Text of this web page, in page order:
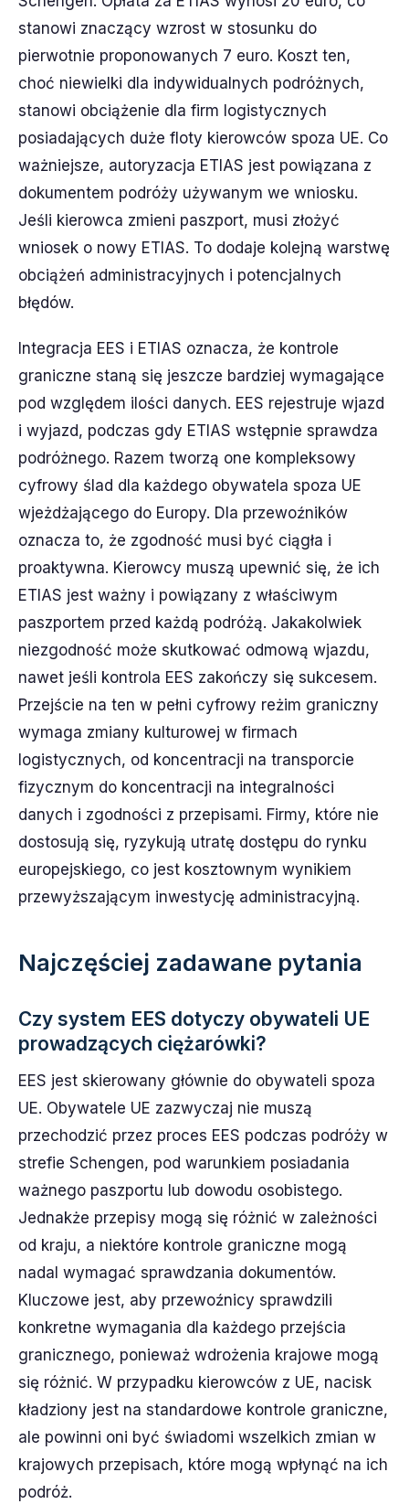
stanowi znaczący wzrost w stosunku do
pierwotnie proponowanych 7 euro. Koszt ten,
choć niewielki dla indywidualnych podróżnych,
stanowi obciążenie dla firm logistycznych
posiadających duże floty kierowców spoza UE. Co
ważniejsze, autoryzacja ETIAS jest powiązana z
dokumentem podróży używanym we wniosku.
Jeśli kierowca zmieni paszport, musi złożyć
wniosek o nowy ETIAS. To dodaje kolejną warstwę
obciążeń administracyjnych i potencjalnych
błędów.
Integracja EES i ETIAS oznacza, że kontrole
graniczne staną się jeszcze bardziej wymagające
pod względem ilości danych. EES rejestruje wjazd
i wyjazd, podczas gdy ETIAS wstępnie sprawdza
podróżnego. Razem tworzą one kompleksowy
cyfrowy ślad dla każdego obywatela spoza UE
wjeżdżającego do Europy. Dla przewoźników
oznacza to, że zgodność musi być ciągła i
proaktywna. Kierowcy muszą upewnić się, że ich
ETIAS jest ważny i powiązany z właściwym
paszportem przed każdą podróżą. Jakakolwiek
niezgodność może skutkować odmową wjazdu,
nawet jeśli kontrola EES zakończy się sukcesem.
Przejście na ten w pełni cyfrowy reżim graniczny
wymaga zmiany kulturowej w firmach
logistycznych, od koncentracji na transporcie
fizycznym do koncentracji na integralności
danych i zgodności z przepisami. Firmy, które nie
dostosują się, ryzykują utratę dostępu do rynku
europejskiego, co jest kosztownym wynikiem
przewyższającym inwestycję administracyjną.
Najczęściej zadawane pytania
Czy system EES dotyczy obywateli UE
prowadzących ciężarówki?
EES jest skierowany głównie do obywateli spoza
UE. Obywatele UE zazwyczaj nie muszą
przechodzić przez proces EES podczas podróży w
strefie Schengen, pod warunkiem posiadania
ważnego paszportu lub dowodu osobistego.
Jednakże przepisy mogą się różnić w zależności
od kraju, a niektóre kontrole graniczne mogą
nadal wymagać sprawdzania dokumentów.
Kluczowe jest, aby przewoźnicy sprawdzili
konkretne wymagania dla każdego przejścia
granicznego, ponieważ wdrożenia krajowe mogą
się różnić. W przypadku kierowców z UE, nacisk
kładziony jest na standardowe kontrole graniczne,
ale powinni oni być świadomi wszelkich zmian w
krajowych przepisach, które mogą wpłynąć na ich
podróż.